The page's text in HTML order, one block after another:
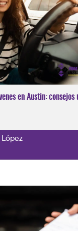
en Austin: consejos